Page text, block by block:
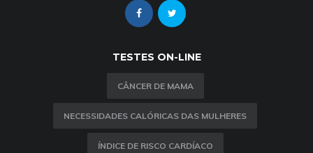
TESTES ON-LINE
CÂNCER DE MAMA
NECESSIDADES CALÓRICAS DAS MULHERES
ÍNDICE DE RISCO CARDÍACO